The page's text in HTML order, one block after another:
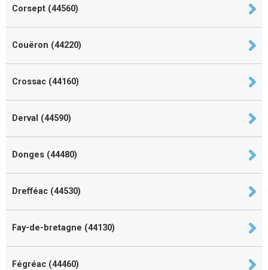
Corsept (44560)
Couëron (44220)
Crossac (44160)
Derval (44590)
Donges (44480)
Drefféac (44530)
Fay-de-bretagne (44130)
Fégréac (44460)